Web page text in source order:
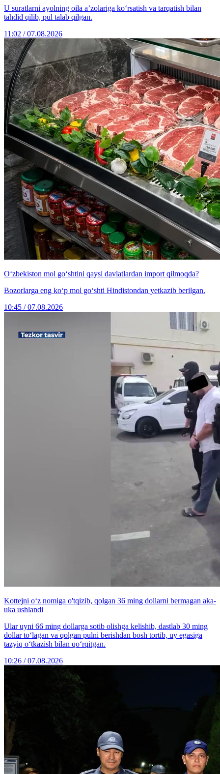
U suratlarni ayolning oila a’zolariga ko‘rsatish va tarqatish bilan
tahdid qilib, pul talab qilgan.
11:02 / 07.08.2026
O‘zbekiston mol go‘shtini qaysi davlatlardan import qilmoqda?
Bozorlarga eng ko‘p mol go‘shti Hindistondan yetkazib berilgan.
10:45 / 07.08.2026
Kottejni o‘z nomiga o'tqizib, qolgan 36 ming dollarni bermagan aka-
uka ushlandi
Ular uyni 66 ming dollarga sotib olishga kelishib, dastlab 30 ming
dollar to‘lagan va qolgan pulni berishdan bosh tortib, uy egasiga
tazyiq o‘tkazish bilan qo‘rqitgan.
10:26 / 07.08.2026